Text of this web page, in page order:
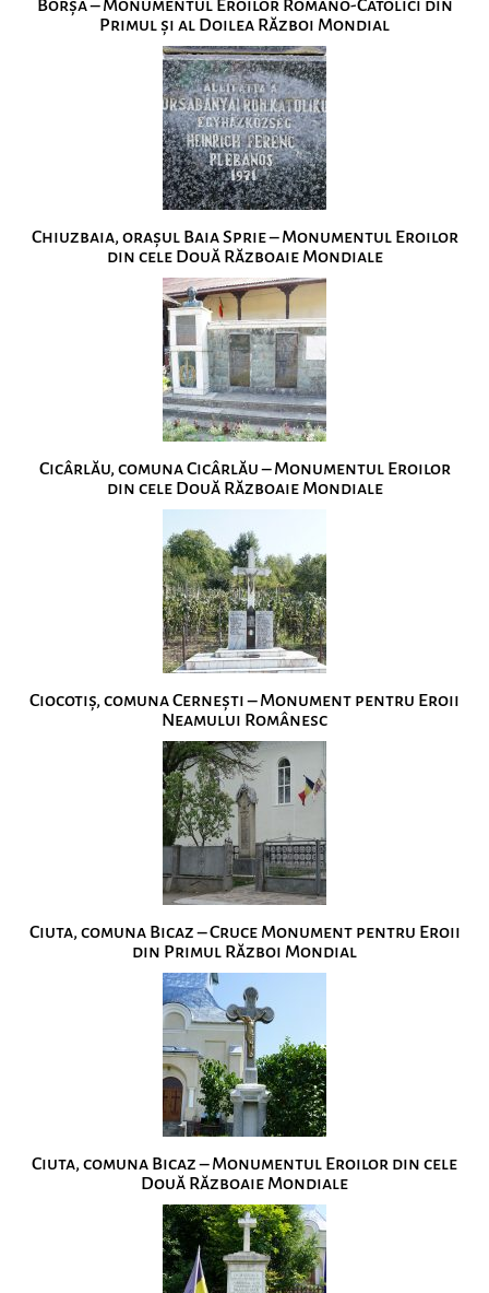
Borșa – Monumentul Eroilor Romano-Catolici din
Primul și al Doilea Război Mondial
Chiuzbaia, orașul Baia Sprie – Monumentul Eroilor
din cele Două Războaie Mondiale
Cicârlău, comuna Cicârlău – Monumentul Eroilor
din cele Două Războaie Mondiale
Ciocotiș, comuna Cernești – Monument pentru Eroii
Neamului Românesc
Ciuta, comuna Bicaz – Cruce Monument pentru Eroii
din Primul Război Mondial
Ciuta, comuna Bicaz – Monumentul Eroilor din cele
Două Războaie Mondiale